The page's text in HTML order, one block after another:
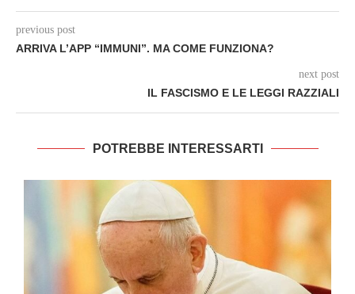
previous post
ARRIVA L’APP “IMMUNI”. MA COME FUNZIONA?
next post
IL FASCISMO E LE LEGGI RAZZIALI
POTREBBE INTERESSARTI